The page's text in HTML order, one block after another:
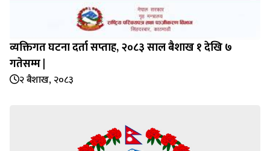
व्यक्तिगत घटना दर्ता सप्‍ताह, २०८३ साल बैशाख १ देखि ७
गतेसम्म |
२ बैशाख, २०८३